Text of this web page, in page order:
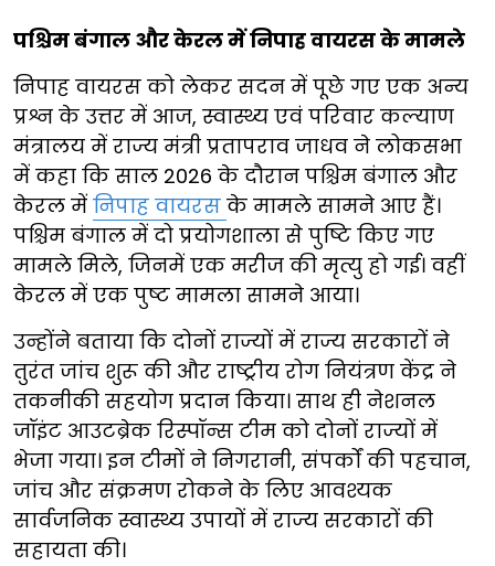
पश्चिम बंगाल और केरल में निपाह वायरस के मामले
निपाह वायरस को लेकर सदन में पूछे गए एक अन्य
प्रश्न के उत्तर में आज, स्वास्थ्य एवं परिवार कल्याण
मंत्रालय में राज्य मंत्री प्रतापराव जाधव ने लोकसभा
में कहा कि साल 2026 के दौरान पश्चिम बंगाल और
केरल में निपाह वायरस के मामले सामने आए हैं।
पश्चिम बंगाल में दो प्रयोगशाला से पुष्टि किए गए
मामले मिले, जिनमें एक मरीज की मृत्यु हो गई। वहीं
केरल में एक पुष्ट मामला सामने आया।
उन्होंने बताया कि दोनों राज्यों में राज्य सरकारों ने
तुरंत जांच शुरू की और राष्ट्रीय रोग नियंत्रण केंद्र ने
तकनीकी सहयोग प्रदान किया। साथ ही नेशनल
जॉइंट आउटब्रेक रिस्पॉन्स टीम को दोनों राज्यों में
भेजा गया। इन टीमों ने निगरानी, संपर्कों की पहचान,
जांच और संक्रमण रोकने के लिए आवश्यक
सार्वजनिक स्वास्थ्य उपायों में राज्य सरकारों की
सहायता की।